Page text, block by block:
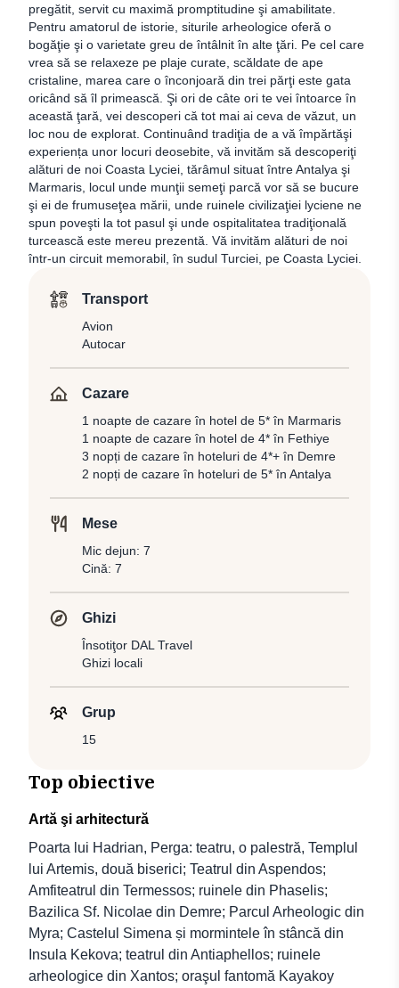
pregătit, servit cu maximă promptitudine şi amabilitate.
Pentru amatorul de istorie, siturile arheologice oferă o
bogăţie şi o varietate greu de întâlnit în alte ţări. Pe cel care
vrea să se relaxeze pe plaje curate, scăldate de ape
cristaline, marea care o înconjoară din trei părţi este gata
oricând să îl primească. Şi ori de câte ori te vei întoarce în
această ţară, vei descoperi că tot mai ai ceva de văzut, un
loc nou de explorat. Continuând tradiţia de a vă împărtăşi
experiența unor locuri deosebite, vă invităm să descoperiţi
alături de noi Coasta Lyciei, tărâmul situat între Antalya şi
Marmaris, locul unde munţii semeţi parcă vor să se bucure
şi ei de frumuseţea mării, unde ruinele civilizaţiei lyciene ne
spun poveşti la tot pasul şi unde ospitalitatea tradiţională
turcească este mereu prezentă. Vă invităm alături de noi
într-un circuit memorabil, în sudul Turciei, pe Coasta Lyciei.
Transport
Avion
Autocar
Cazare
1 noapte de cazare în hotel de 5* în Marmaris
1 noapte de cazare în hotel de 4* în Fethiye
3 nopți de cazare în hoteluri de 4*+ în Demre
2 nopți de cazare în hoteluri de 5* în Antalya
Mese
Mic dejun: 7
Cină: 7
Ghizi
Însotiţor DAL Travel
Ghizi locali
Grup
15
Top obiective
Artă şi arhitectură
Poarta lui Hadrian, Perga: teatru, o palestră, Templul
lui Artemis, două biserici; Teatrul din Aspendos;
Amfiteatrul din Termessos; ruinele din Phaselis;
Bazilica Sf. Nicolae din Demre; Parcul Arheologic din
Myra; Castelul Simena și mormintele în stâncă din
Insula Kekova; teatrul din Antiaphellos; ruinele
arheologice din Xantos; oraşul fantomă Kayakoy